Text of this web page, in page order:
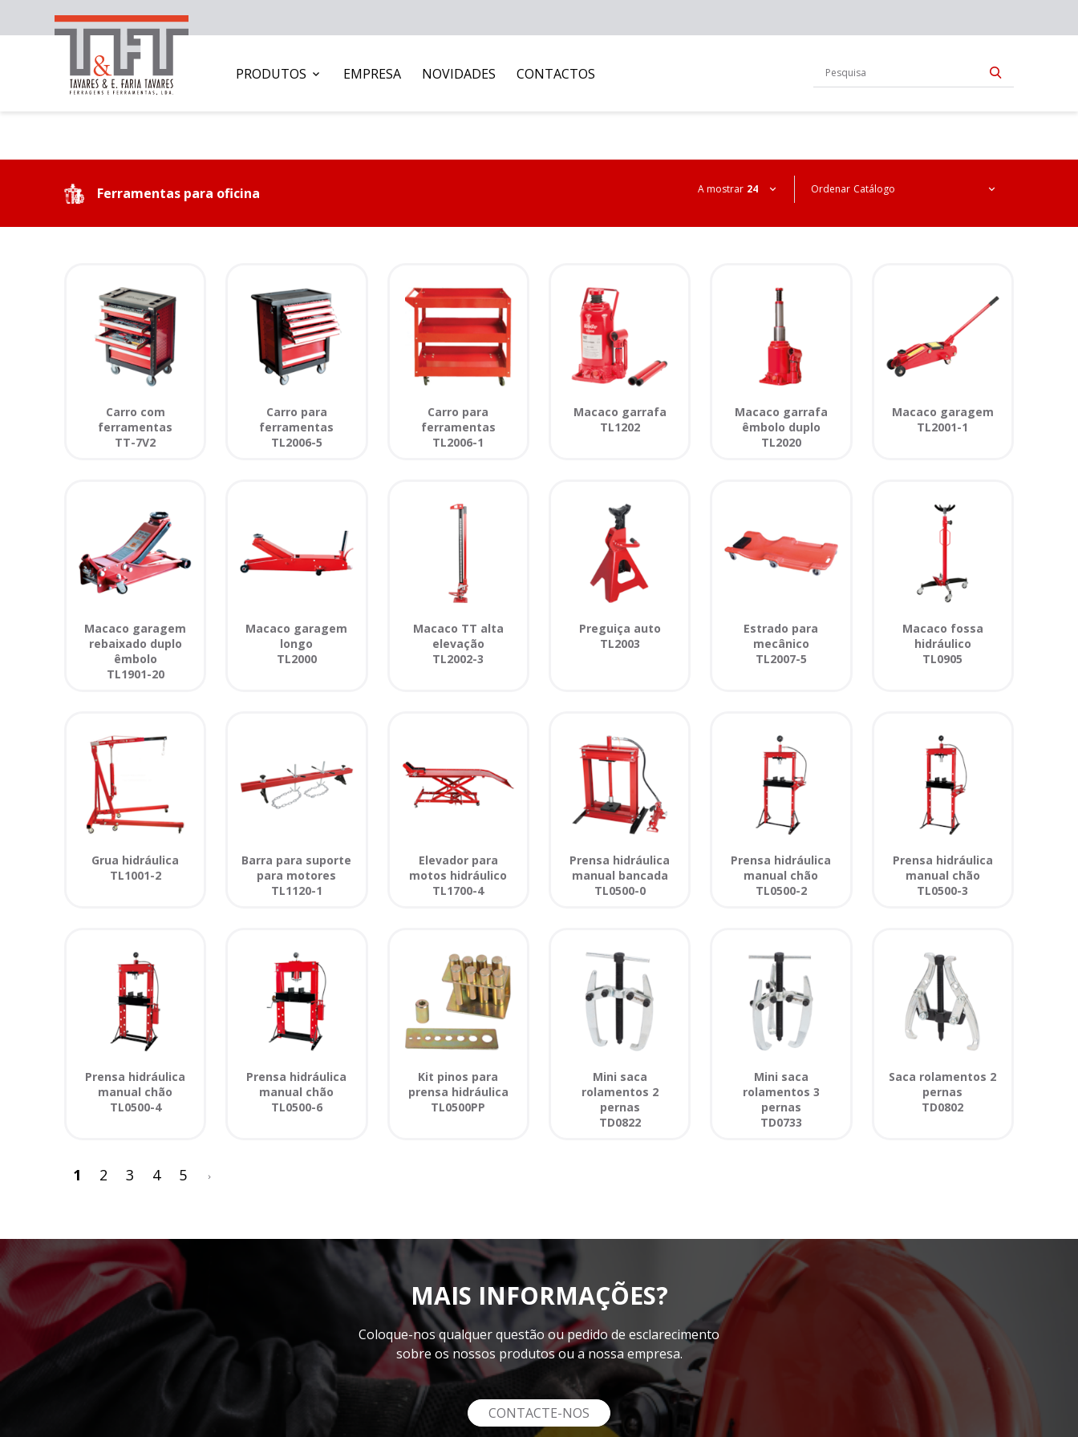
PRODUTOS EMPRESA NOVIDADES CONTACTOS
Ferramentas para oficina A mostrar 24 Ordenar Catálogo
Carro com
ferramentas
TT-7V2
Carro para
ferramentas
TL2006-5
Carro para
ferramentas
TL2006-1
Macaco garrafa
TL1202
Macaco garrafa
êmbolo duplo
TL2020
Macaco garagem
TL2001-1
Macaco garagem
rebaixado duplo
êmbolo
TL1901-20
Macaco garagem
longo
TL2000
Macaco TT alta
elevação
TL2002-3
Preguiça auto
TL2003
Estrado para
mecânico
TL2007-5
Macaco fossa
hidráulico
TL0905
Grua hidráulica
TL1001-2
Barra para suporte
para motores
TL1120-1
Elevador para
motos hidráulico
TL1700-4
Prensa hidráulica
manual bancada
TL0500-0
Prensa hidráulica
manual chão
TL0500-2
Prensa hidráulica
manual chão
TL0500-3
Prensa hidráulica
manual chão
TL0500-4
Prensa hidráulica
manual chão
TL0500-6
Kit pinos para
prensa hidráulica
TL0500PP
Mini saca
rolamentos 2
pernas
TD0822
Mini saca
rolamentos 3
pernas
TD0733
Saca rolamentos 2
pernas
TD0802
1 2 3 4 5
MAIS INFORMAÇÕES?
Coloque-nos qualquer questão ou pedido de esclarecimento
sobre os nossos produtos ou a nossa empresa.
CONTACTE-NOS